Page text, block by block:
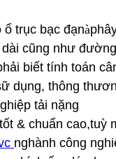
trục bạc đạnà
cũng như
biết tính toán
dụng, thông
tải nặng
& chuẩn cao,tuỳ
nghành công